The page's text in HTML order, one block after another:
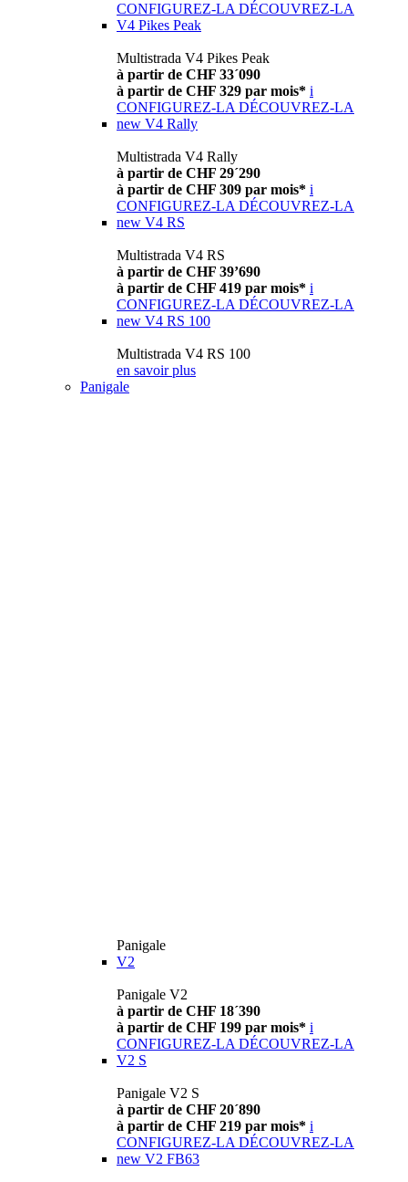
CONFIGUREZ-LA DÉCOUVREZ-LA
V4 Pikes Peak
Multistrada V4 Pikes Peak
à partir de CHF 33´090
à partir de CHF 329 par mois* i
CONFIGUREZ-LA DÉCOUVREZ-LA
new V4 Rally
Multistrada V4 Rally
à partir de CHF 29´290
à partir de CHF 309 par mois* i
CONFIGUREZ-LA DÉCOUVREZ-LA
new V4 RS
Multistrada V4 RS
à partir de CHF 39’690
à partir de CHF 419 par mois* i
CONFIGUREZ-LA DÉCOUVREZ-LA
new V4 RS 100
Multistrada V4 RS 100
en savoir plus
Panigale
Panigale
V2
Panigale V2
à partir de CHF 18´390
à partir de CHF 199 par mois* i
CONFIGUREZ-LA DÉCOUVREZ-LA
V2 S
Panigale V2 S
à partir de CHF 20´890
à partir de CHF 219 par mois* i
CONFIGUREZ-LA DÉCOUVREZ-LA
new V2 FB63